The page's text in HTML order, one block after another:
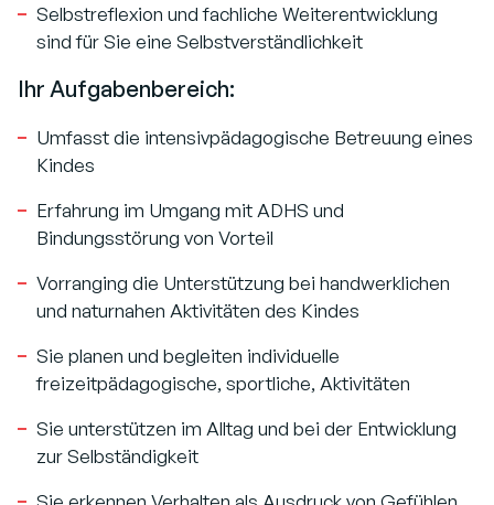
Selbstreflexion und fachliche Weiterentwicklung
sind für Sie eine Selbstverständlichkeit
Ihr Aufgabenbereich:
Umfasst die intensivpädagogische Betreuung eines
Kindes
Erfahrung im Umgang mit ADHS und
Bindungsstörung von Vorteil
Vorranging die Unterstützung bei handwerklichen
und naturnahen Aktivitäten des Kindes
Sie planen und begleiten individuelle
freizeitpädagogische, sportliche, Aktivitäten
Sie unterstützen im Alltag und bei der Entwicklung
zur Selbständigkeit